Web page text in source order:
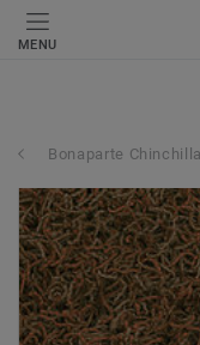
MENU
Bonaparte Chinchilla